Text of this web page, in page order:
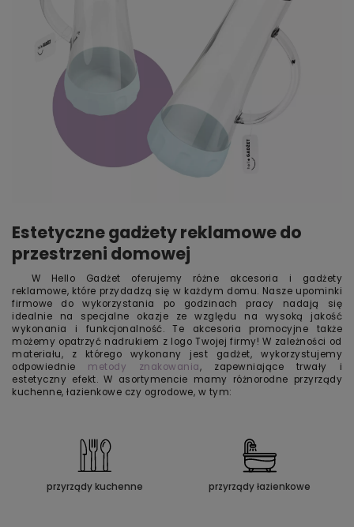
Estetyczne gadżety reklamowe do
przestrzeni domowej
W Hello Gadżet oferujemy różne akcesoria i gadżety
reklamowe, które przydadzą się w każdym domu. Nasze upominki
firmowe do wykorzystania po godzinach pracy nadają się
idealnie na specjalne okazje ze względu na wysoką jakość
wykonania i funkcjonalność. Te akcesoria promocyjne także
możemy opatrzyć nadrukiem z logo Twojej firmy! W zależności od
materiału, z którego wykonany jest gadżet, wykorzystujemy
odpowiednie metody znakowania, zapewniające trwały i
estetyczny efekt. W asortymencie mamy różnorodne przyrządy
kuchenne, łazienkowe czy ogrodowe, w tym:
przyrządy kuchenne przyrządy łazienkowe